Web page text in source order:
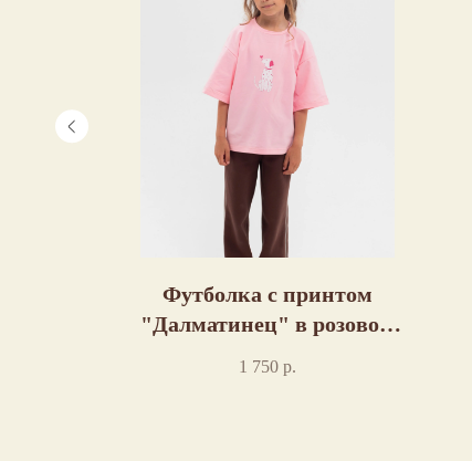
Футболка с принтом
"Далматинец" в розовом
1 750 р.